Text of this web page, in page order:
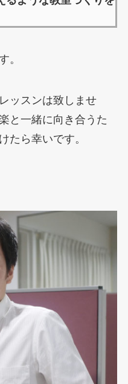
。
ッスンは致しませ
と一緒に向き合うた
たら幸いです。